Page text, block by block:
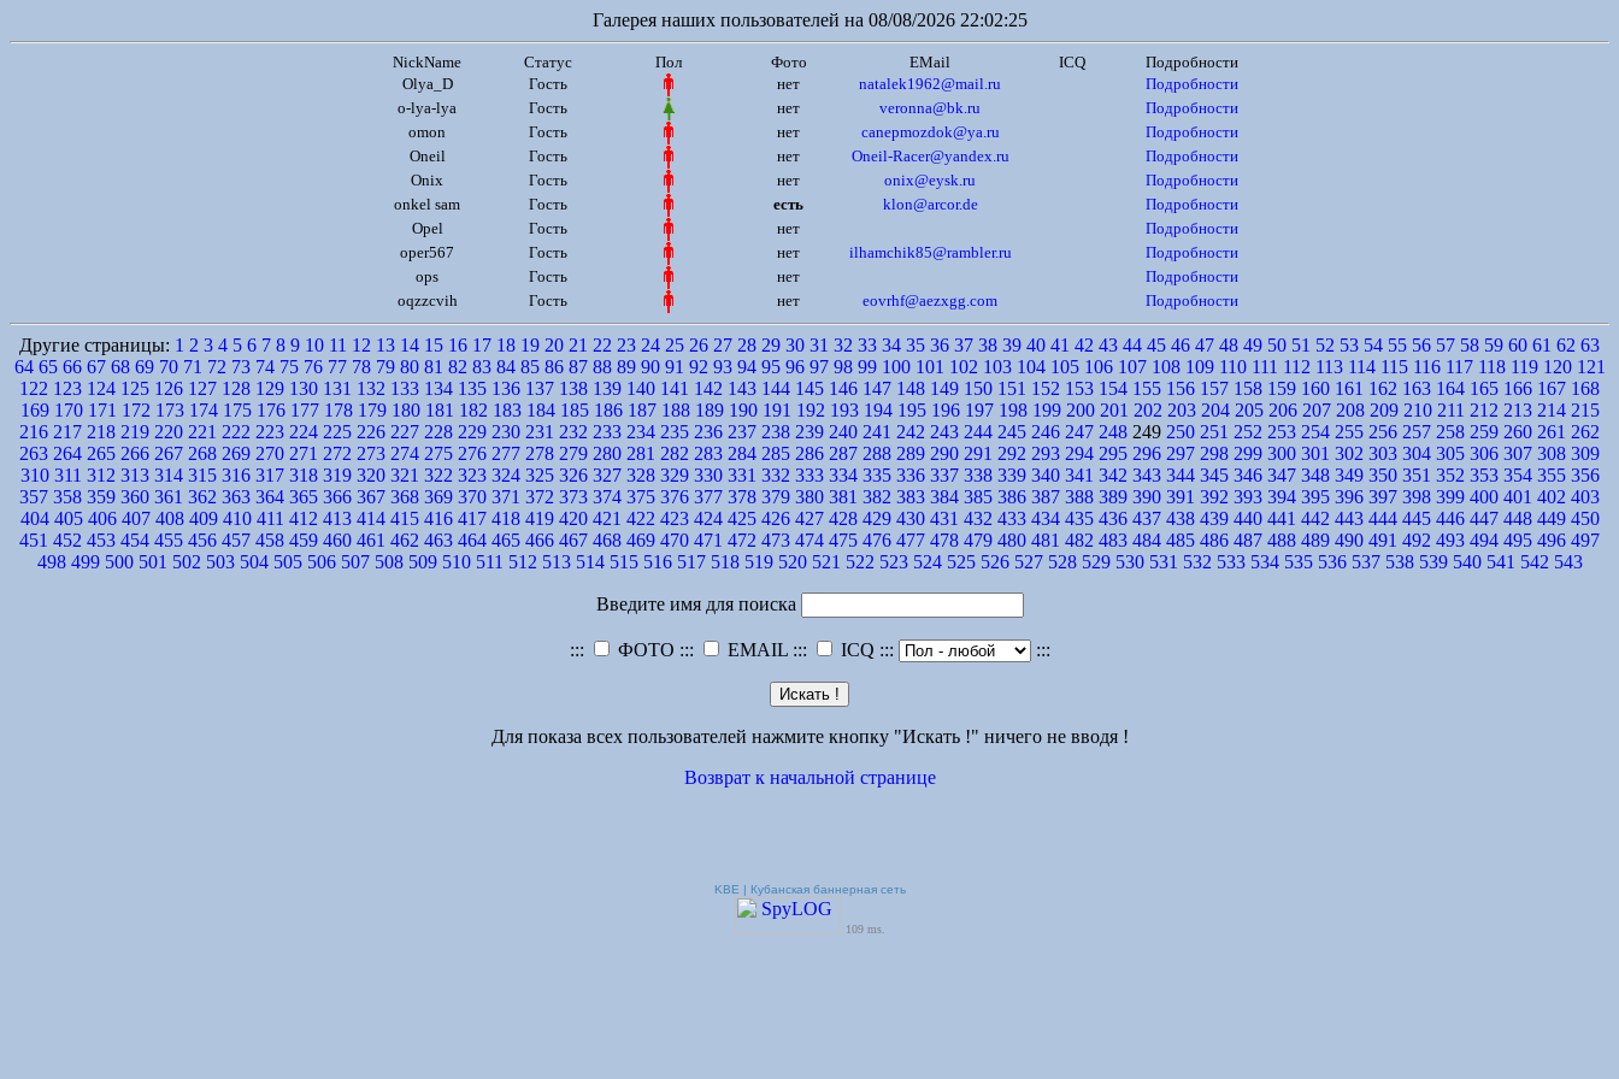
Галерея наших пользователей на 08/08/2026 22:02:25
NickName Статус Пол Фото EMail ICQ
Подробности
Olya_D
Гость нет natalek1962@mail.ru
Подробности
o-lya-lya
Гость нет veronna@bk.ru
Подробности
omon
Гость нет canepmozdok@ya.ru
Подробности
Oneil
Гость нет Oneil-Racer@yandex.ru
Подробности
Onix
Гость нет onix@eysk.ru
Подробности
onkel sam
Гость есть klon@arcor.de
Подробности
Opel
Гость нет
Подробности
oper567
Гость нет ilhamchik85@rambler.ru
Подробности
ops
Гость нет
Подробности
oqzzcvih
Гость нет eovrhf@aezxgg.com Подробности
Другие страницы: 1 2 3 4 5 6 7 8 9 10 11 12 13 14 15 16 17 18 19 20 21 22 23 24 25 26 27 28 29 30 31 32 33 34 35 36 37 38 39 40 41 42 43 44 45 46 47 48 49 50 51 52 53 54 55 56 57 58 59 60 61 62 63
64 65 66 67 68 69 70 71 72 73 74 75 76 77 78 79 80 81 82 83 84 85 86 87 88 89 90 91 92 93 94 95 96 97 98 99 100 101 102 103 104 105 106 107 108 109 110 111 112 113 114 115 116 117 118 119 120 121
122 123 124 125 126 127 128 129 130 131 132 133 134 135 136 137 138 139 140 141 142 143 144 145 146 147 148 149 150 151 152 153 154 155 156 157 158 159 160 161 162 163 164 165 166 167 168
169 170 171 172 173 174 175 176 177 178 179 180 181 182 183 184 185 186 187 188 189 190 191 192 193 194 195 196 197 198 199 200 201 202 203 204 205 206 207 208 209 210 211 212 213 214 215
216 217 218 219 220 221 222 223 224 225 226 227 228 229 230 231 232 233 234 235 236 237 238 239 240 241 242 243 244 245 246 247 248 249 250 251 252 253 254 255 256 257 258 259 260 261 262
263 264 265 266 267 268 269 270 271 272 273 274 275 276 277 278 279 280 281 282 283 284 285 286 287 288 289 290 291 292 293 294 295 296 297 298 299 300 301 302 303 304 305 306 307 308 309
310 311 312 313 314 315 316 317 318 319 320 321 322 323 324 325 326 327 328 329 330 331 332 333 334 335 336 337 338 339 340 341 342 343 344 345 346 347 348 349 350 351 352 353 354 355 356
357 358 359 360 361 362 363 364 365 366 367 368 369 370 371 372 373 374 375 376 377 378 379 380 381 382 383 384 385 386 387 388 389 390 391 392 393 394 395 396 397 398 399 400 401 402 403
404 405 406 407 408 409 410 411 412 413 414 415 416 417 418 419 420 421 422 423 424 425 426 427 428 429 430 431 432 433 434 435 436 437 438 439 440 441 442 443 444 445 446 447 448 449 450
451 452 453 454 455 456 457 458 459 460 461 462 463 464 465 466 467 468 469 470 471 472 473 474 475 476 477 478 479 480 481 482 483 484 485 486 487 488 489 490 491 492 493 494 495 496 497
498 499 500 501 502 503 504 505 506 507 508 509 510 511 512 513 514 515 516 517 518 519 520 521 522 523 524 525 526 527 528 529 530 531 532 533 534 535 536 537 538 539 540 541 542 543
Введите имя для поиска
::: ФОТО ::: EMAIL ::: ICQ ::: :::
Для показа всех пользователей нажмите кнопку "Искать !" ничего не вводя !
Возврат к начальной странице
KBE | Кубанская баннерная сеть
109 ms.